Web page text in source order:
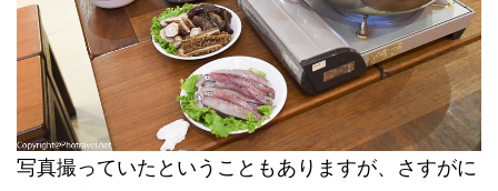
写真撮っていたということもありますが、さすがに